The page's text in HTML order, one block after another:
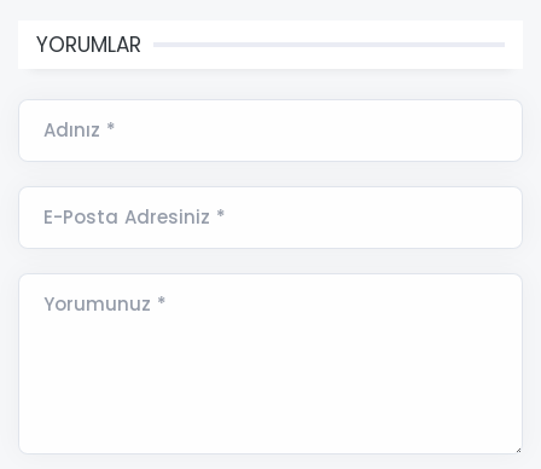
YORUMLAR
Adınız *
E-Posta Adresiniz *
Yorumunuz *